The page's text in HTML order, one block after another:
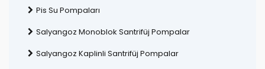
Pis Su Pompaları
Salyangoz Monoblok Santrifüj Pompalar
Salyangoz Kaplinli Santrifüj Pompalar